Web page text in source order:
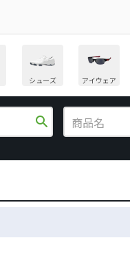
シューズ アイウェア
search